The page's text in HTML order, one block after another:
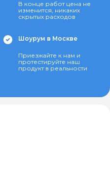
В конце работ цена не
изменится, никаких
скрытых расходов
Шоурум в Москве
Приезжайте к нам и
протестируйте наш
продукт в реальности